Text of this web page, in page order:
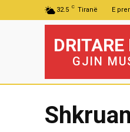
32.5 C Tiranë E
DRITARE
GJIN